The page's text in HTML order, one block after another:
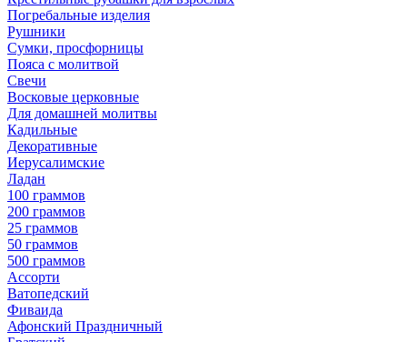
Погребальные изделия
Рушники
Сумки, просфорницы
Пояса с молитвой
Свечи
Восковые церковные
Для домашней молитвы
Кадильные
Декоративные
Иерусалимские
Ладан
100 граммов
200 граммов
25 граммов
50 граммов
500 граммов
Ассорти
Ватопедский
Фиваида
Афонский Праздничный